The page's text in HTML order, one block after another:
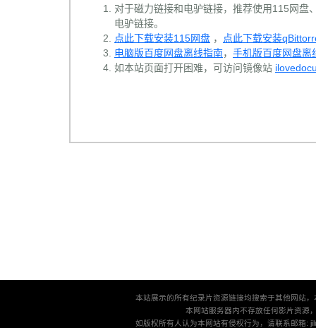
对于磁力链接和电驴链接，推荐使用115网盘
电驴链接。
点此下载安装115网盘 ，
点此下载安装
电脑版百度网盘离线指南， 手机版百度网盘离
如本站页面打开困难，可访问镜像站
本站展示的所有纪录片资源链接均搜索于其他网站
本网站服务器内不存放任何影片资源
如版权所有人认为本网站有侵权行为，请联系邮箱: